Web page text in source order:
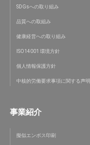
SDGsへの取り組み
品質への取組み
健康経営への取り組み
ISO14001 環境方針
個人情報保護方針
中核的労働要求事項に関する声明
事業紹介
擬似エンボス印刷